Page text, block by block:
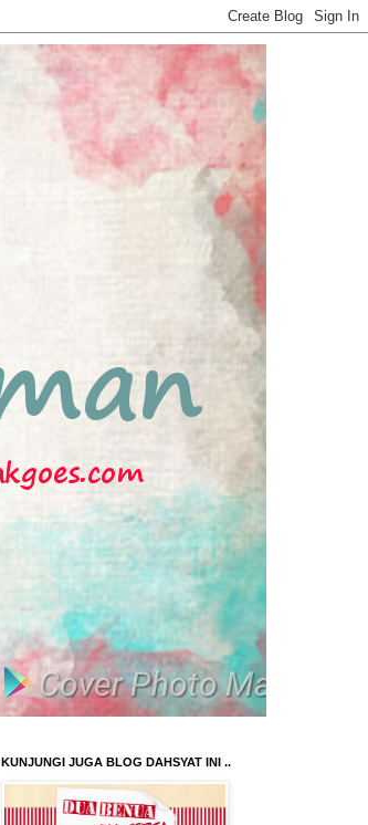
KUNJUNGI JUGA BLOG DAHSYAT INI ..